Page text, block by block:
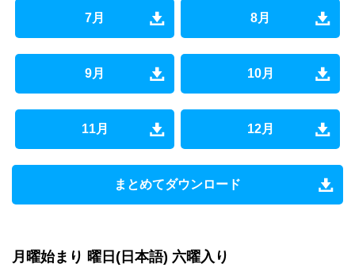
7月 8月
9月 10月
11月 12月
まとめてダウンロード
月曜始まり 曜日(日本語) 六曜入り